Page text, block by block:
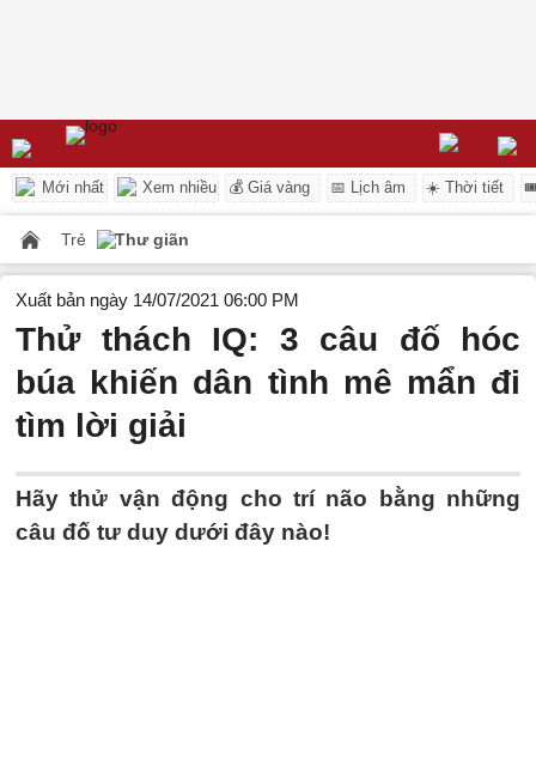
Mới nhất Xem nhiều 💰 Giá vàng 📅 Lịch âm ☀️ Thời tiết
Trẻ Thư giãn
Xuất bản ngày 14/07/2021 06:00 PM
Thử thách IQ: 3 câu đố hóc
búa khiến dân tình mê mẩn đi
tìm lời giải
Hãy thử vận động cho trí não bằng những
câu đố tư duy dưới đây nào!